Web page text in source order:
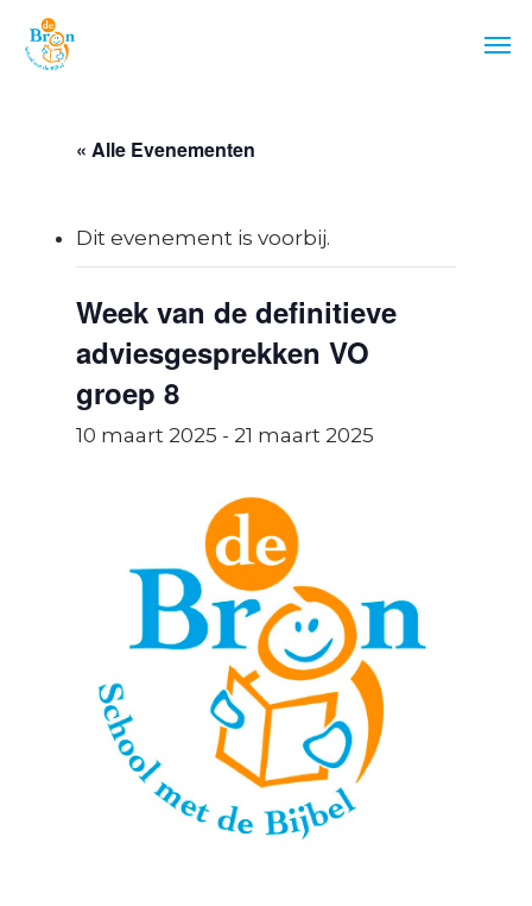
main
« Alle Evenementen
Dit evenement is voorbij.
Week van de definitieve
adviesgesprekken VO
groep 8
10 maart 2025 - 21 maart 2025